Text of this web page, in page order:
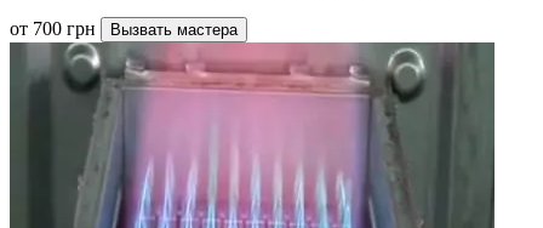
от 700 грн Вызвать мастера